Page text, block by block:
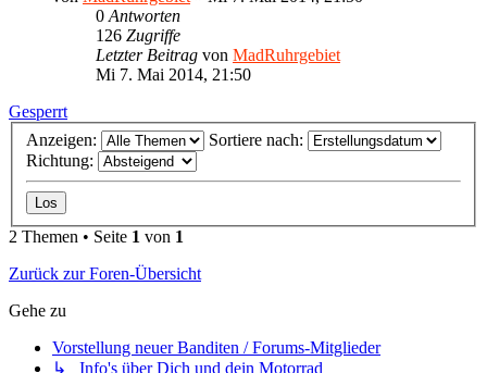
0 Antworten
126 Zugriffe
Letzter Beitrag von MadRuhrgebiet
Mi 7. Mai 2014, 21:50
Gesperrt
Anzeigen:
Sortiere nach:
Richtung:
2 Themen • Seite 1 von 1
Zurück zur Foren-Übersicht
Gehe zu
Vorstellung neuer Banditen / Forums-Mitglieder
↳ Info's über Dich und dein Motorrad